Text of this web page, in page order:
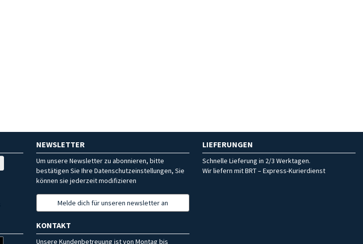
NEWSLETTER
Um unsere Newsletter zu abonnieren, bitte
bestätigen Sie Ihre Datenschutzeinstellungen, Sie
können sie jederzeit modifizieren
Melde dich für unseren newsletter an
LIEFERUNGEN
Schnelle Lieferung in 2/3 Werktagen.
Wir liefern mit BRT – Express-Kurierdienst
KONTAKT
Unsere Kundenbetreuung ist von Montag bis